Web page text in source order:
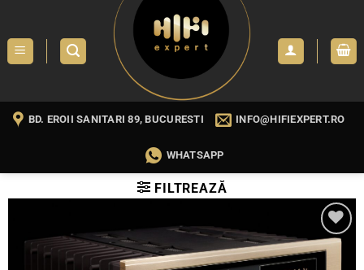
content
BD. EROII SANITARI 89, BUCURESTI INFO@HIFIEXPERT.RO
WHATSAPP
FILTREAZĂ
WISHLIST